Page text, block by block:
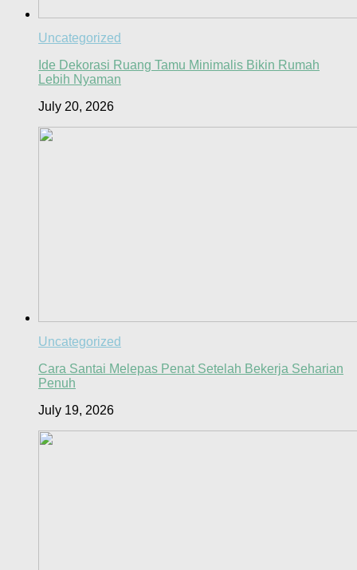
Uncategorized
Ide Dekorasi Ruang Tamu Minimalis Bikin Rumah
Lebih Nyaman
July 20, 2026
Uncategorized
Cara Santai Melepas Penat Setelah Bekerja Seharian
Penuh
July 19, 2026